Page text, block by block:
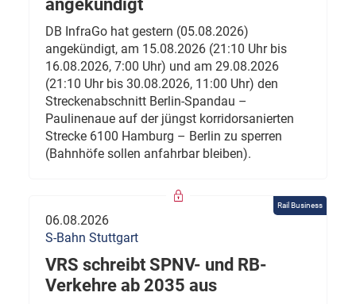
angekündigt
DB InfraGo hat gestern (05.08.2026)
angekündigt, am 15.08.2026 (21:10 Uhr bis
16.08.2026, 7:00 Uhr) und am 29.08.2026
(21:10 Uhr bis 30.08.2026, 11:00 Uhr) den
Streckenabschnitt Berlin-Spandau –
Paulinenaue auf der jüngst korridorsanierten
Strecke 6100 Hamburg – Berlin zu sperren
(Bahnhöfe sollen anfahrbar bleiben).
Rail Business
06.08.2026
S-Bahn Stuttgart
VRS schreibt SPNV- und RB-
Verkehre ab 2035 aus